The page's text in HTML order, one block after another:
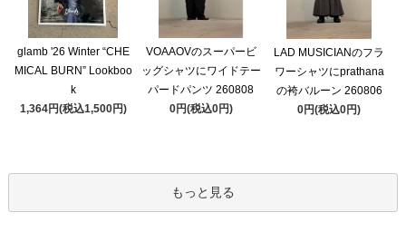
glamb '26 Winter “CHE
MICAL BURN” Lookboo
k
1,364円(税込1,500円)
VOAAOVのスーパービ
ッグシャツにワイドテー
パードパンツ 260808
0円(税込0円)
LAD MUSICIANのフラ
ワーシャツにprathana
の袴バルーン 260806
0円(税込0円)
もっと見る